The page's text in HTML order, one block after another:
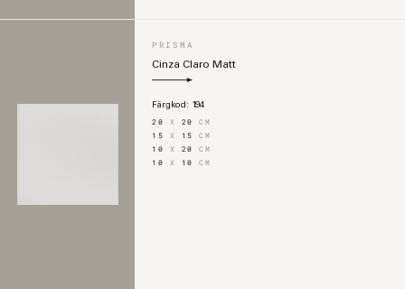
PRISMA
Cinza Claro Matt
Färgkod: 194
20 X 20CM
15 X 15CM
10 X 20CM
10 X 10CM